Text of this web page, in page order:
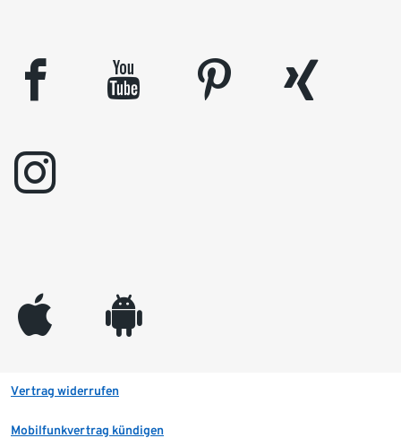
facebook youtube pinterest
xing
instagram
appleinc android
Vertrag widerrufen
Mobilfunkvertrag kündigen